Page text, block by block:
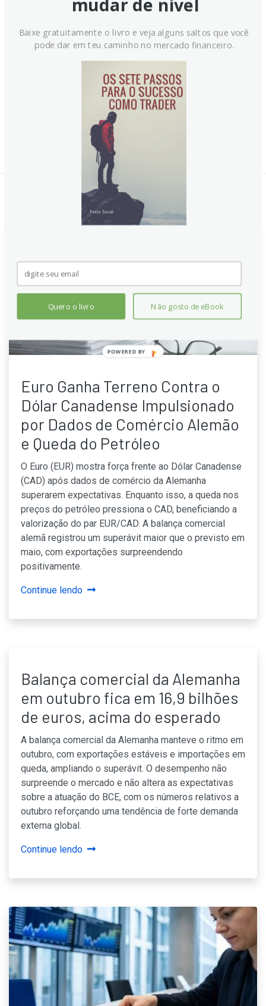
Notícias Relacionadas:
Euro Ganha Terreno Contra o
Dólar Canadense Impulsionado
por Dados de Comércio Alemão
e Queda do Petróleo
O Euro (EUR) mostra força frente ao Dólar Canadense
(CAD) após dados de comércio da Alemanha
superarem expectativas. Enquanto isso, a queda nos
preços do petróleo pressiona o CAD, beneficiando a
valorização do par EUR/CAD. A balança comercial
alemã registrou um superávit maior que o previsto em
maio, com exportações surpreendendo
positivamente.
Continue lendo
Balança comercial da Alemanha
em outubro fica em 16,9 bilhões
de euros, acima do esperado
A balança comercial da Alemanha manteve o ritmo em
outubro, com exportações estáveis e importações em
queda, ampliando o superávit. O desempenho não
surpreende o mercado e não altera as expectativas
sobre a atuação do BCE, com os números relativos a
outubro reforçando uma tendência de forte demanda
externa global.
Continue lendo
mudar de nível
Baixe gratuitamente o livro e veja alguns saltos que você
pode dar em teu caminho no mercado financeiro.
Quero o livro Não gosto de eBook